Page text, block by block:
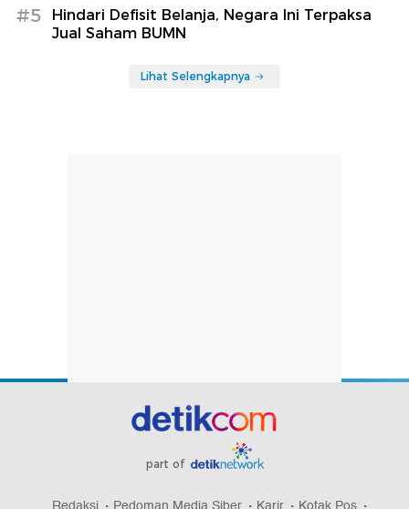
#5
Hindari Defisit Belanja, Negara Ini Terpaksa
Jual Saham BUMN
Lihat Selengkapnya
part of